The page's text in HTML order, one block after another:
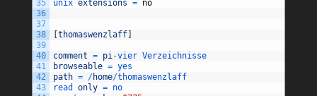
35
36
37
38
39
40
41
42
43
unix extensions = no
[thomaswenzlaff]
comment = pi -vier Verzeichnisse
browseable = yes
path = /home/thomaswenzlaff
read only = no